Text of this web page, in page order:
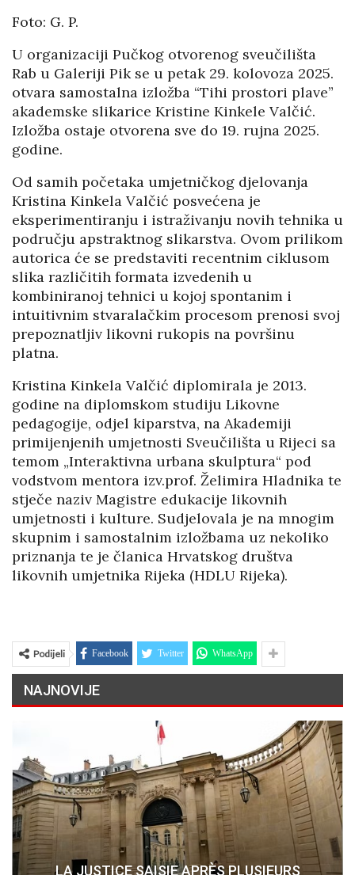
Foto: G. P.
U organizaciji Pučkog otvorenog sveučilišta
Rab u Galeriji Pik se u petak 29. kolovoza 2025.
otvara samostalna izložba “Tihi prostori plave”
akademske slikarice Kristine Kinkele Valčić.
Izložba ostaje otvorena sve do 19. rujna 2025.
godine.
Od samih početaka umjetničkog djelovanja
Kristina Kinkela Valčić posvećena je
eksperimentiranju i istraživanju novih tehnika u
području apstraktnog slikarstva. Ovom prilikom
autorica će se predstaviti recentnim ciklusom
slika različitih formata izvedenih u
kombiniranoj tehnici u kojoj spontanim i
intuitivnim stvaralačkim procesom prenosi svoj
prepoznatljiv likovni rukopis na površinu
platna.
Kristina Kinkela Valčić diplomirala je 2013.
godine na diplomskom studiju Likovne
pedagogije, odjel kiparstva, na Akademiji
primijenjenih umjetnosti Sveučilišta u Rijeci sa
temom „Interaktivna urbana skulptura“ pod
vodstvom mentora izv.prof. Želimira Hladnika te
stječe naziv Magistre edukacije likovnih
umjetnosti i kulture. Sudjelovala je na mnogim
skupnim i samostalnim izložbama uz nekoliko
priznanja te je članica Hrvatskog društva
likovnih umjetnika Rijeka (HDLU Rijeka).
Podijeli Facebook Twitter WhatsApp
NAJNOVIJE
LA JUSTICE SAISIE APRÈS PLUSIEURS